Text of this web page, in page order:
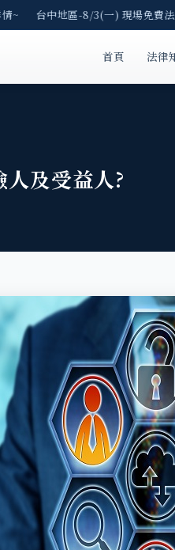
中地區-8/3(一) 現場免費法律
首頁 法律
及受益人?